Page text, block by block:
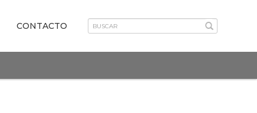
CONTACTO